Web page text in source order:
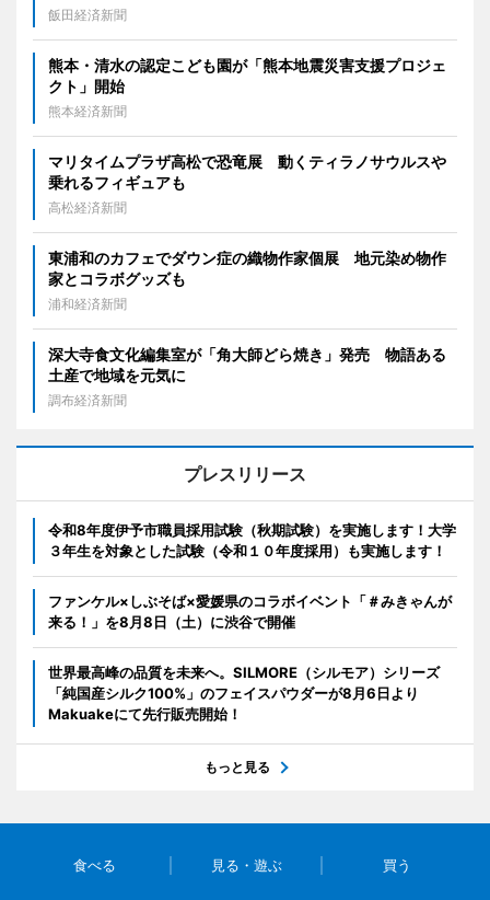
飯田経済新聞
熊本・清水の認定こども園が「熊本地震災害支援プロジェ
クト」開始
熊本経済新聞
マリタイムプラザ高松で恐竜展 動くティラノサウルスや
乗れるフィギュアも
高松経済新聞
東浦和のカフェでダウン症の織物作家個展 地元染め物作
家とコラボグッズも
浦和経済新聞
深大寺食文化編集室が「角大師どら焼き」発売 物語ある
土産で地域を元気に
調布経済新聞
プレスリリース
令和8年度伊予市職員採用試験（秋期試験）を実施します！大学
３年生を対象とした試験（令和１０年度採用）も実施します！
ファンケル×しぶそば×愛媛県のコラボイベント「＃みきゃんが
来る！」を8月8日（土）に渋谷で開催
世界最高峰の品質を未来へ。SILMORE（シルモア）シリーズ
「純国産シルク100%」のフェイスパウダーが8月6日より
Makuakeにて先行販売開始！
もっと見る
食べる 見る・遊ぶ 買う